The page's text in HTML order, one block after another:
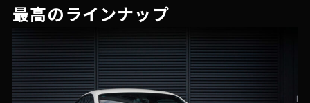
最高のラインナップ